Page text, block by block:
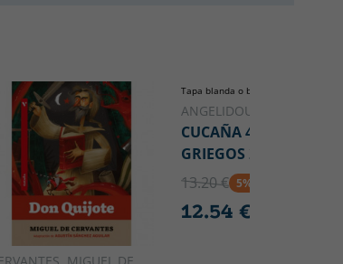
Tapa blanda o bolsillo
ANGELIDOU,M
CUCAÑA 44 MITOS
GRIEGOS 2023
13.20 € 5% DTO
12.54 €